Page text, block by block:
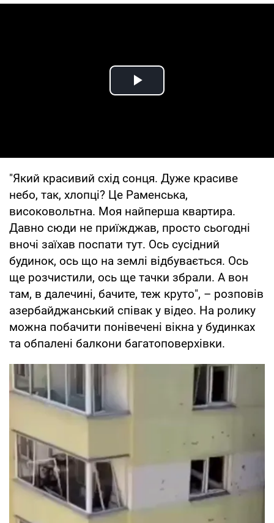
Play Video
"Який красивий схід сонця. Дуже красиве
небо, так, хлопці? Це Раменська,
високовольтна. Моя найперша квартира.
Давно сюди не приїжджав, просто сьогодні
вночі заїхав поспати тут. Ось сусідний
будинок, ось що на землі відбувається. Ось
ще розчистили, ось ще тачки збрали. А вон
там, в далечині, бачите, теж круто", – розповів
азербайджанський співак у відео. На ролику
можна побачити понівечені вікна у будинках
та обпалені балкони багатоповерхівки.